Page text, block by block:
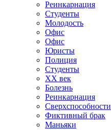
Реинкарнация
Студенты
Молодость
Офис
Офис
Юристы
Полиция
Студенты
ХХ век
Болезнь
Реинкарнация
Сверхспособности
Фиктивный брак
Маньяки